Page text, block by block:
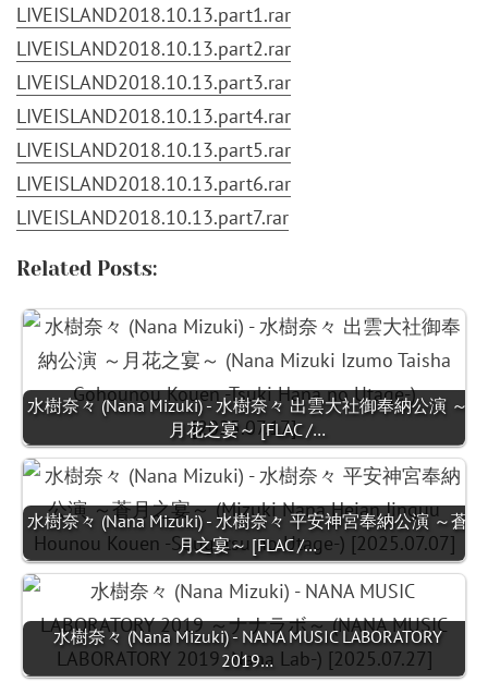
LIVEISLAND2018.10.13.part1.rar
LIVEISLAND2018.10.13.part2.rar
LIVEISLAND2018.10.13.part3.rar
LIVEISLAND2018.10.13.part4.rar
LIVEISLAND2018.10.13.part5.rar
LIVEISLAND2018.10.13.part6.rar
LIVEISLAND2018.10.13.part7.rar
Related Posts:
水樹奈々 (Nana Mizuki) - 水樹奈々 出雲大社御奉納公演 ～
月花之宴～ [FLAC /…
水樹奈々 (Nana Mizuki) - 水樹奈々 平安神宮奉納公演 ～蒼
月之宴～ [FLAC /…
水樹奈々 (Nana Mizuki) - NANA MUSIC LABORATORY
2019…